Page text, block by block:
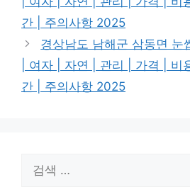
간 | 주의사항 2025
경상남도 남해군 삼동면 눈
| 여자 | 자연 | 관리 | 가격 | 비
간 | 주의사항 2025
색: